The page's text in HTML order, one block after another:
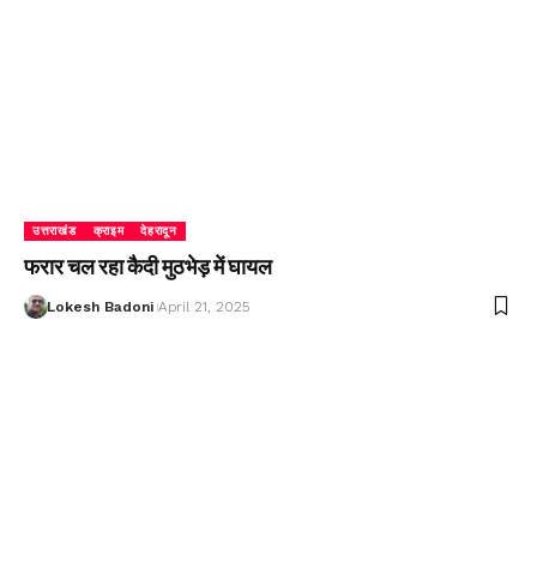
उत्तराखंड क्राइम देहरादून
फरार चल रहा कैदी मुठभेड़ में घायल
Lokesh Badoni April 21, 2025